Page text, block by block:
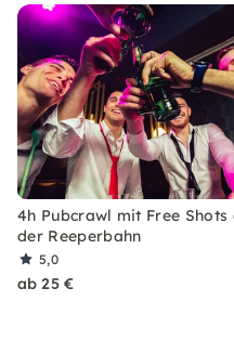
4h Pubcrawl mit Free Shots
der Reeperbahn
5,0
ab 25 €